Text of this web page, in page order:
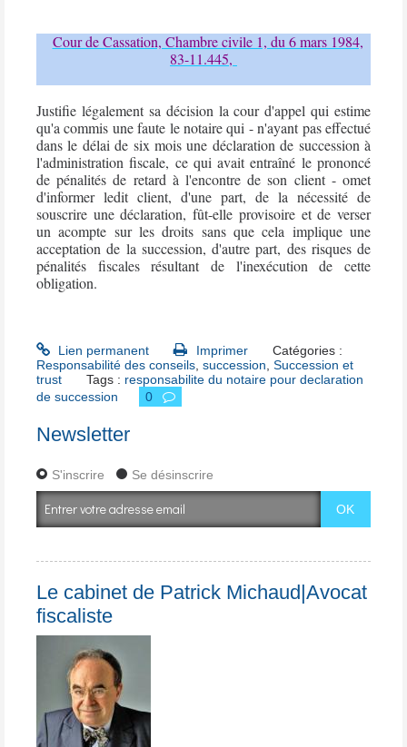
Cour de Cassation, Chambre civile 1, du 6 mars 1984,
83-11.445,
Justifie légalement sa décision la cour d'appel qui estime
qu'a commis unefaute lenotairequi - n'ayant pas effectué
dans le délai de six mois une déclaration de succession à
l'administration fiscale, ce qui avait entraîné le prononcé
de pénalités de retard à l'encontre de son client - omet
d'informer ledit client, d'une part, de la nécessité de
souscrire une déclaration, fût-elle provisoire et de verser
un acompte sur les droits sans que cela implique une
acceptation de la succession, d'autre part, des risques de
pénalités fiscales résultant de l'inexécution de cette
obligation.
Lien permanent Imprimer
Catégories :
Responsabilité des conseils, succession, Succession et
trust
Tags : responsabilite du notaire pour declaration
de succession
0
Newsletter
S'inscrire Se désinscrire
Le cabinet de Patrick Michaud|Avocat
fiscaliste